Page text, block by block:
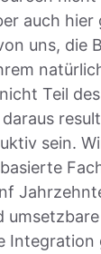
auch hier
uns, die
Teil
sein.
Integration